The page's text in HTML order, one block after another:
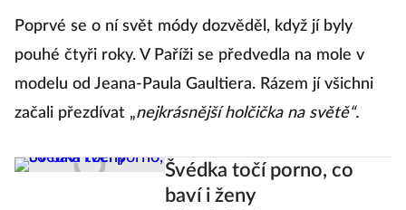
Poprvé se o ní svět módy dozvěděl, když jí byly
pouhé čtyři roky. V Paříži se předvedla na mole v
modelu od Jeana-Paula Gaultiera. Rázem jí všichni
začali přezdívat „nejkrásnější holčička na světě“.
Švédka točí porno, co
baví i ženy